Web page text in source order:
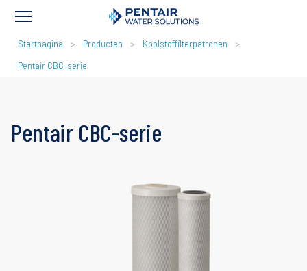
KRUIMELPAD
Startpagina Producten
Koolstoffilterpatronen
Pentair CBC-serie
Pentair CBC-serie